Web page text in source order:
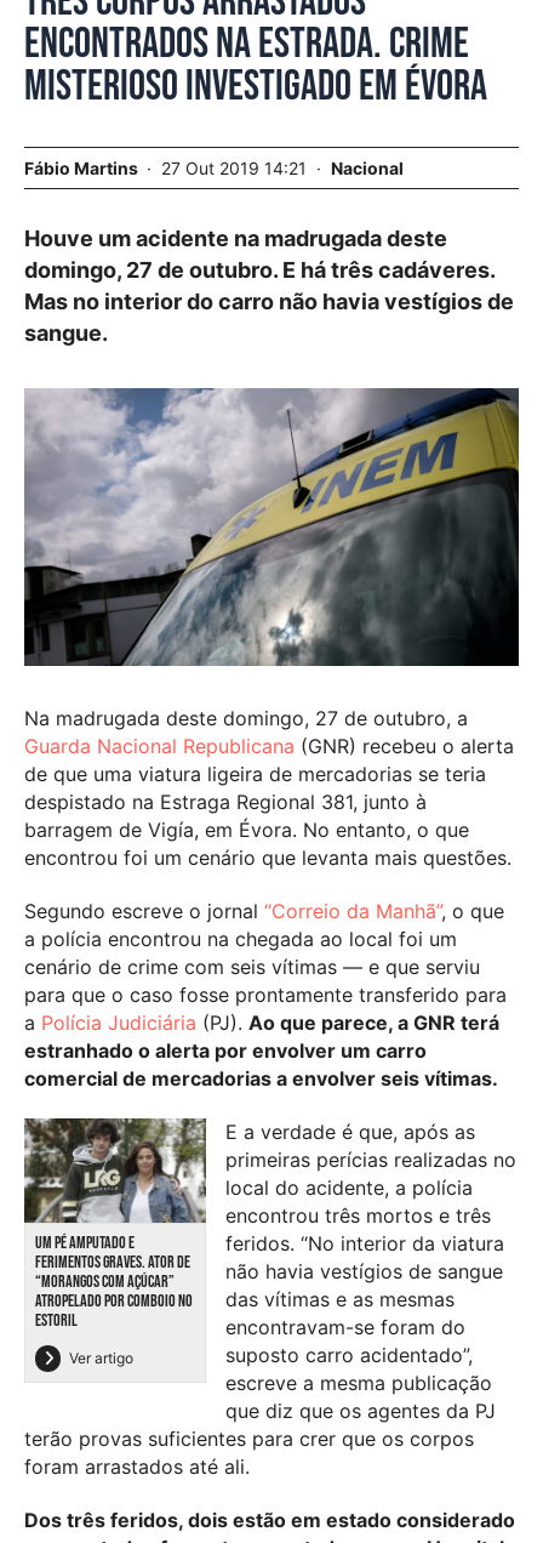
encontrados na estrada. Crime
misterioso investigado em Évora
Fábio Martins 27 Out 2019 14:21 Nacional
Houve um acidente na madrugada deste
domingo, 27 de outubro. E há três cadáveres.
Mas no interior do carro não havia vestígios de
sangue.
Na madrugada deste domingo, 27 de outubro, a
Guarda Nacional Republicana (GNR) recebeu o alerta
de que uma viatura ligeira de mercadorias se teria
despistado na Estraga Regional 381, junto à
barragem de Vigía, em Évora. No entanto, o que
encontrou foi um cenário que levanta mais questões.
Segundo escreve o jornal “Correio da Manhã”, o que
a polícia encontrou na chegada ao local foi um
cenário de crime com seis vítimas — e que serviu
para que o caso fosse prontamente transferido para
a Polícia Judiciária (PJ). Ao que parece, a GNR terá
estranhado o alerta por envolver um carro
comercial de mercadorias a envolver seis vítimas.
UM PÉ AMPUTADO E
FERIMENTOS GRAVES. ATOR DE
“MORANGOS COM AÇÚCAR”
ATROPELADO POR COMBOIO NO
ESTORIL
Ver artigo
E a verdade é que, após as
primeiras perícias realizadas no
local do acidente, a polícia
encontrou três mortos e três
feridos. “No interior da viatura
não havia vestígios de sangue
das vítimas e as mesmas
encontravam-se foram do
suposto carro acidentado”,
escreve a mesma publicação
que diz que os agentes da PJ
terão provas suficientes para crer que os corpos
foram arrastados até ali.
Dos três feridos, dois estão em estado considerado